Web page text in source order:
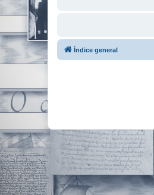
Índice general